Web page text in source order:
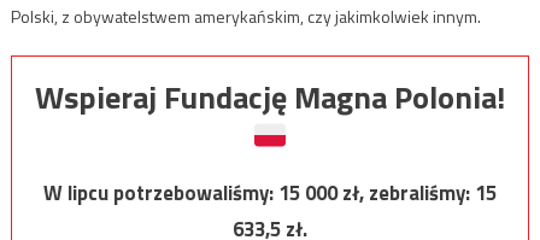
Polski, z obywatelstwem amerykańskim, czy jakimkolwiek innym.
Wspieraj Fundację Magna Polonia!
W lipcu potrzebowaliśmy:15 000zł, zebraliśmy:15
633,5zł.